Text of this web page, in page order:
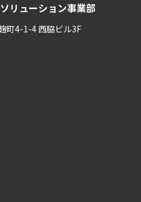
リューション事業部
町4-1-4 西脇ビル3F